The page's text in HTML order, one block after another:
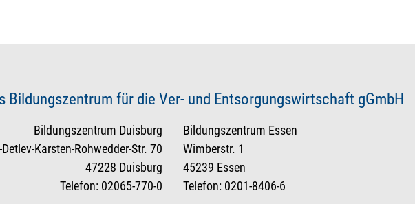
Bildungszentrum für die Ver- und Entsorgungswirtschaft gGmbH
Bildungszentrum Duisburg
Detlev-Karsten-Rohwedder-Str. 70
47228 Duisburg
Telefon: 02065-770-0
Bildungszentrum Essen
Wimberstr. 1
45239 Essen
Telefon: 0201-8406-6